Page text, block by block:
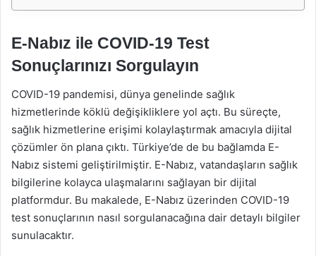
E-Nabız ile COVID-19 Test
Sonuçlarınızı Sorgulayın
COVID-19 pandemisi, dünya genelinde sağlık
hizmetlerinde köklü değişikliklere yol açtı. Bu süreçte,
sağlık hizmetlerine erişimi kolaylaştırmak amacıyla dijital
çözümler ön plana çıktı. Türkiye’de de bu bağlamda E-
Nabız sistemi geliştirilmiştir. E-Nabız, vatandaşların sağlık
bilgilerine kolayca ulaşmalarını sağlayan bir dijital
platformdur. Bu makalede, E-Nabız üzerinden COVID-19
test sonuçlarının nasıl sorgulanacağına dair detaylı bilgiler
sunulacaktır.